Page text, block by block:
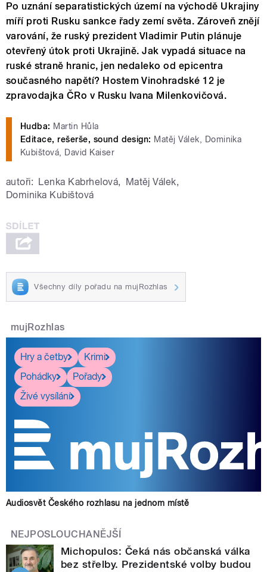
Po uznání separatistických území na východě Ukrajiny
míří proti Rusku sankce řady zemí světa. Zároveň znějí
varování, že ruský prezident Vladimir Putin plánuje
otevřený útok proti Ukrajině. Jak vypadá situace na
ruské straně hranic, jen nedaleko od epicentra
současného napětí? Hostem Vinohradské 12 je
zpravodajka ČRo v Rusku Ivana Milenkovičová.
Hudba: Martin Hůla
Editace, rešerše, sound design: Matěj Válek, Dominika
Kubištová, David Kaiser
autoři: Lenka Kabrhelová, Matěj Válek,
Dominika Kubištová
Všechny díly pořadu na mujRozhlas
mujRozhlas
Hry a četby
Krimi
Pohádky
Pořady
Živé vysílání
Audiosvět Českého rozhlasu na jednom místě
NEJPOSLOUCHANĚJŠÍ
Michopulos: Čeká nás občanská válka
bez střelby. Prezidentské volby budou